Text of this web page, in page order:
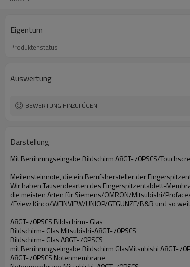
Eigentum
Produktenstatus
Auswertung
BEWERTUNG HINZUFÜGEN
Darstellung
Mit Berührungseingabe Bildschirm A8GT-70PSCS/
Meilensteinnote, die ein Berufshersteller der
Wir haben Tausendearten des Fingerspitzentablett-
die meisten Arten für Siemens/OMRON/Mitsubishi/Proface/
/Eview Kinco/WEINVIEW/UNIOP/GTGUNZE/B&R und so
A8GT-70PSCS Bildschirm- Glas
Bildschirm- Glas Mitsubishi-A8GT-70PSCS
Bildschirm- Glas A8GT-70PSCS
mit Berührungseingabe Bildschirm GlasMitsubishi A8GT-
A8GT-70PSCS Notenmembrane